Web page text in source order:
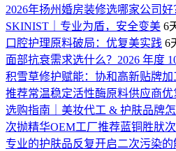
2026年扬州婚房装修选哪家公司
SKINIST｜专业为盾，安全变美 6
口腔护理原料破局：优复美实践 6
面部抗衰需求选什么？2026 年度
积雪草修护赋能：协和高新贴牌加
推荐常温稳定活性酶原料供应商优
选购指南｜美妆代工 & 护肤品牌
次抛精华OEM工厂推荐蓝铜胜肰
专业的护肤品反复开启二次污染的